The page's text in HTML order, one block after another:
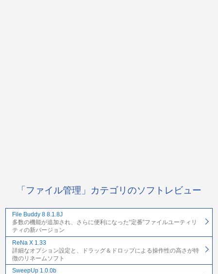
「ファイル管理」カテゴリのソフトレビュー
File Buddy 8 8.1.8J
多数の機能が追加され、さらに便利になった“定番”ファイルユーティリ
ティの新バージョン
ReNa X 1.33
詳細なオプション設定と、ドラッグ＆ドロップによる操作性の高さが特
徴のリネームソフト
SweepUp 1.0.0b